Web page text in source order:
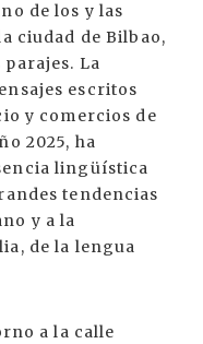
de los y las
ciudad de Bilbao,
La
escritos
y comercios de
2025, ha
lingüística
tendencias
y a la
de la lengua
a la calle